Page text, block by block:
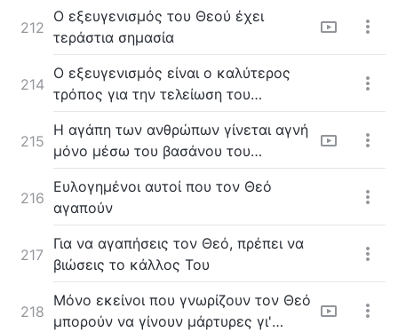
212
Ο εξευγενισμός του Θεού έχει
τεράστια σημασία
214
Ο εξευγενισμός είναι ο καλύτερος
τρόπος για την τελείωση του
ανθρώπου απ' τον Θεό
215
Η αγάπη των ανθρώπων γίνεται αγνή
μόνο μέσω του βασάνου του
εξευγενισμού
216
Ευλογημένοι αυτοί που τον Θεό
αγαπούν
217
Για να αγαπήσεις τον Θεό, πρέπει να
βιώσεις το κάλλος Του
218
Μόνο εκείνοι που γνωρίζουν τον Θεό
μπορούν να γίνουν μάρτυρες γι'